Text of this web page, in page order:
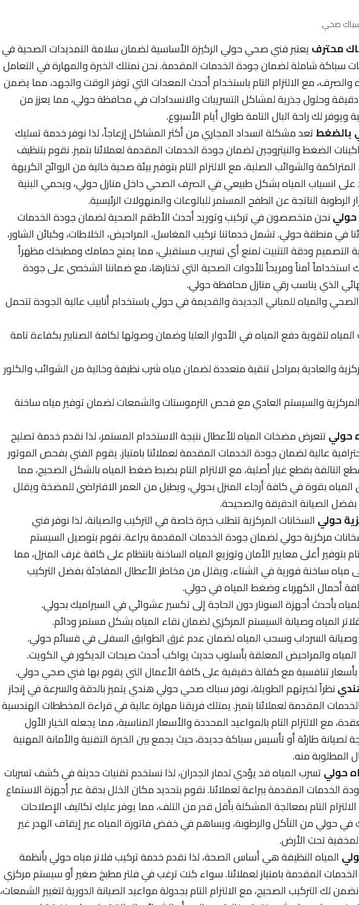
صحي
محترفيعتبر فني صحي حولي الركيزة الأساسية لضمان سلامة التمديدات الصحية في
سباكة شاملة لضمان جودة الخدمات المقدمة. نحن نمتلك الخبرة والمهارة في التعامل
مع الالتزام التام باستخدام أحدث المعدات التي توفر الوقت والجهد، مما يضمن
وحلول جذرية لمشاكل التسريبات والانسدادات في محافظة حولي، مما يعزز من
لك راحة البال التامة طوال أيام الأسبوع.
بالضغطتعد مشكلة انسداد المجاري من أكثر المشاكل إزعاجاً، لذا نوفر خدمة تسليك
الضغط والنيتروجين لضمان جودة الخدمات المقدمة لعملائنا بتميز. نقوم بتنظيف
المتراكمة والشوائب الصلبة، مع الالتزام التام بتوفير بيئة صحية خالية من الروائح الكريهة
على انسياب المياه بشكل طبيعي في الصرف الصحي داخل منازل حولي، ويحمي البنية
الرطوبة الناتجة عن الطفح المستمر للبالوعات والمنهولات الرئيسية.
نحن متخصصون في تركيب وتوريد أحدث الأطقم الصحية لضمان جودة الخدمات
في منطقة حولي. تشمل خدماتنا تركيب المغاسل، المراحيض، الخلاطات، وكبائن الشاور،
التصميم ودقة التثبيت لمنع أي تسريب مستقبلي، مما يمنح حمامك ومطبخك مظهراً
استخداماً آمناً ومريحاً للأدوات الصحية التي تختارها، مع ضماننا الشخصي على جودة
الذي يناسب رقي منازل محافظة حولي.
والمياه للمباني الجديدة والقديمة في حولي باستخدام أنابيب عالية الجودة تتحمل
لتقوية دفع المياه في الأدوار العليا وضمان وصولها لكافة الصنابير بكفاءة تامة
والعادية بمراحل تنقية متعددة لضمان مياه شرب نظيفة وخالية من الشوائب والكلور
والسيستم العادي مع فحص الترموستات والشمعات لضمان توفير مياه ساخنة
حوليتتعرض مضخات المياه للأعطال نتيجة الاستخدام المستمر، لذا نقدم خدمة تصليح
عالية لضمان جودة الخدمات المقدمة لعملائنا بامتياز. يقوم الفني بفحص الموتور
التالفة بقطع غيار أصلية، مع الالتزام التام بضبط ضغط المياه بالشكل الصحيح، مما
بقوة في كافة أرجاء المنزل بحولي، ويطيل من العمر الافتراضي للمضخة ويقلل
الصيانة الدقيقة والصحيحة.
حولي السخانات المركزية تتطلب خبرة خاصة في التركيب والصيانة، لذا نوفر فني
مركزية حولي لضمان جودة الخدمات المقدمة ببراعة. نقوم بتوصيل السيستم
بتوفير أعلى معايير الأمان وتوزيع المياه الساخنة بانتظام على كافة غرف المنزل، مما
ساخنة فورية في الشتاء، ويقلل من مخاطر الأعطال المفاجئة بفضل التركيب
أحمال الكهرباء وضغط المياه في حولي.
بأحدث أجهزة السونار دون الحاجة إلى تكسير عشوائي في السيراميك بحولي.
المياه وصيانة السيستم المركزي لضمان نقاء المياه بشكل مستمر ودائم.
وصيانة السرداب وسحب المياه لضمان عدم غرق الطوابق السفلى في قسائم حولي.
والمراحيض المعلقة بأسلوب حديث يواكب أحدث صيحات الديكور في الكويت.
بأسعار تنافسية مع كفالة حقيقية على كافة الأعمال التي يقوم بها فني صحي حولي.
نظراً لخبرتهم الطويلة، نوفر سباك صحي حولي هندي يتميز بالدقة والسرعة في إنجاز
المقدمة لعملائنا بتميز. يمتلك فريقنا مهارة عالية في قراءة المخططات الهندسية
مع الالتزام التام بالمواعيد المحددة والأسعار المناسبة، مما يجعله الخيار الأول
لصيانة طارئة أو تأسيس سباكة جديدة، حيث يجمع بين الخبرة التقنية والأمانة المهنية
المطلوبة منه.
حوليتسرب المياه قد يؤدي لدمار الجدران، لذا نستخدم تقنيات حديثة في كشف تسربات
الخدمات المقدمة ببراعة لعملائنا. نقوم بتحديد مكان الخلل بدقة عبر أجهزة الاستماع
التام بمعالجة المشكلة بأقل قدر من التلف، مما يوفر عليك تكاليف الإصلاحات
حولي من التآكل والرطوبة، ويساهم في خفض فاتورة المياه عبر إيقاف الهدر غير
تحت الأرض.
المياه النظيفة هي أساس الصحة، لذا نقدم خدمة تركيب فلاتر مياه حولي بأنظمة
المقدمة بامتياز لعملائنا. سواء كنت ترغب في فلتر مطبخ صغير أو سيستم مركزي
لك التركيب الصحيح، مع الالتزام التام بجدولة مواعيد الصيانة الدورية لتغيير الشمعات،